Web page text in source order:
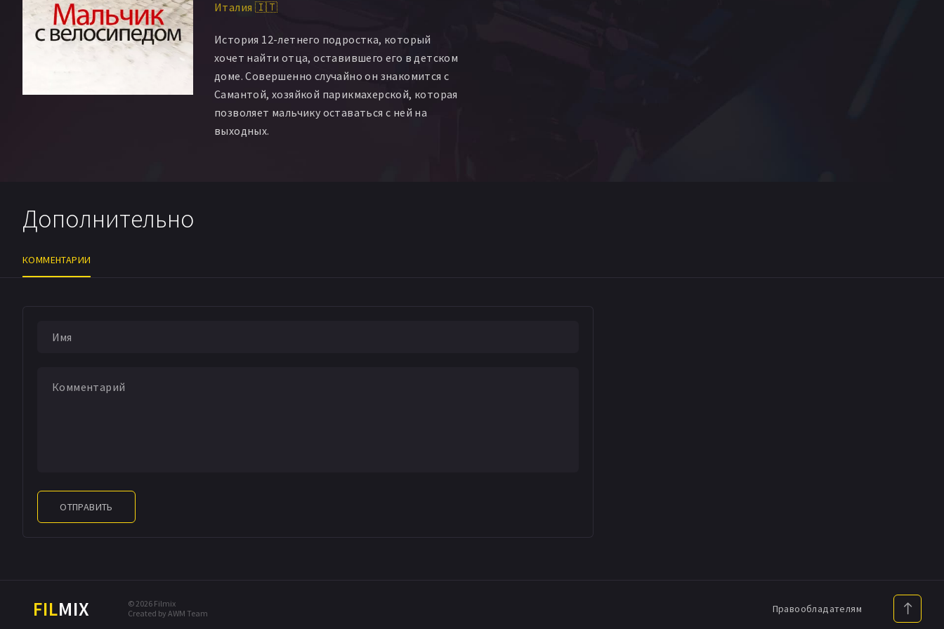
Ромейн Клаваро
Лорен Карон Сэльма Алауи
Юссуф Тиберканин Мишель Ромус
Билаль Ковино Валентин Джейкоб
Сабрина Мастратиси
Италия 🇮🇹
История 12-летнего подростка, который
хочет найти отца, оставившего его в детском
доме. Совершенно случайно он знакомится с
Самантой, хозяйкой парикмахерской, которая
позволяет мальчику оставаться с ней на
выходных.
Дополнительно
КОММЕНТАРИИ
ОТПРАВИТЬ
FILMIX
© 2026 Filmix
Created by AWM Team
Правообладателям